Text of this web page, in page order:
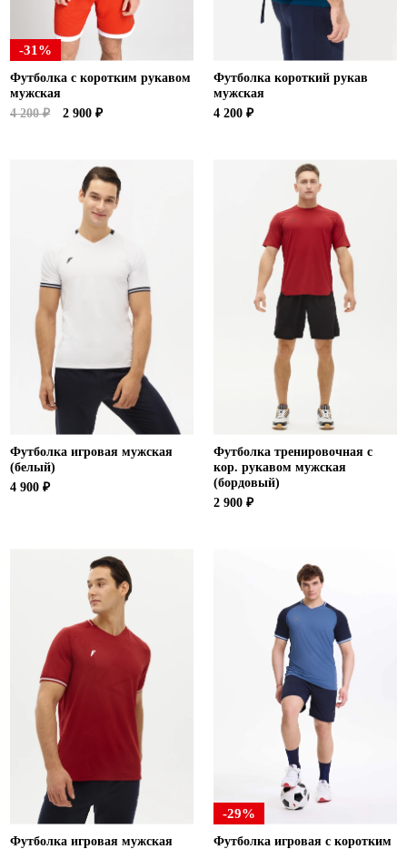
-31%
Футболка с коротким рукавом
мужская
4 200 ₽
2 900 ₽
Футболка короткий рукав
мужская
4 200 ₽
Футболка игровая мужская
(белый)
4 900 ₽
Футболка тренировочная с
кор. рукавом мужская
(бордовый)
2 900 ₽
Футболка игровая мужская
-29%
Футболка игровая с коротким